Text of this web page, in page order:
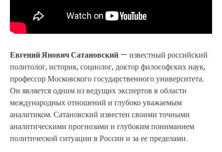
Евгений Янович Сатановский — известный российский
политолог, историк, социолог, доктор философских наук,
профессор Московского государственного университета.
Он является одним из ведущих экспертов в области
международных отношений и глубоко уважаемым
аналитиком. Сатановский известен своими точными
аналитическими прогнозами и глубоким пониманием
политической ситуации в России и за ее пределами.